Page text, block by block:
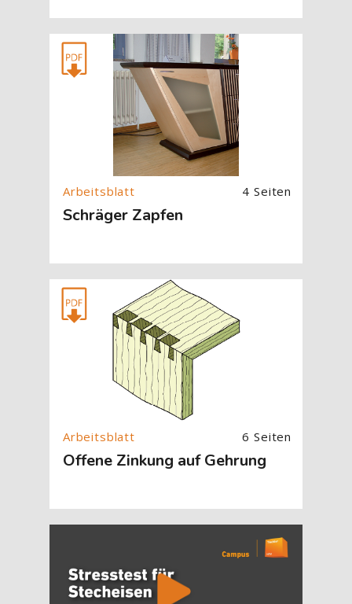
[Cocoon] About (Text with Image) überspringen
4 Seiten
Schräger Zapfen
[Cocoon] About (Text with Image) überspringen
6 Seiten
Offene Zinkung auf Gehrung
[Cocoon] About (Text with Image) überspringen